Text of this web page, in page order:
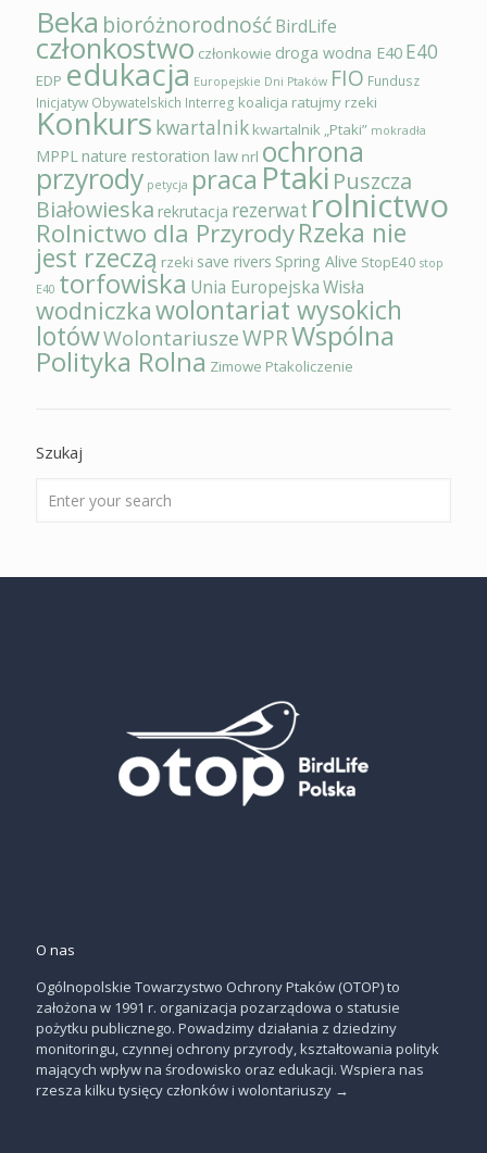
Beka bioróżnorodnośćBirdLife
członkostwo członkowie droga wodna E40 E40
EDP edukacja Europejskie Dni Ptaków FIO Fundusz
Inicjatyw Obywatelskich Interreg koalicja ratujmy rzeki
Konkurs kwartalnik kwartalnik „Ptaki” mokradła
MPPL nature restoration law nrl ochrona
przyrody petycja praca Ptaki Puszcza
Białowieska rekrutacja rezerwat rolnictwo
Rolnictwo dla PrzyrodyRzeka nie
jest rzeczą rzeki save rivers Spring Alive StopE40 stop
E40 torfowiska Unia EuropejskaWisła
wodniczkawolontariat wysokich
lotówWolontariuszeWPRWspólna
Polityka Rolna Zimowe Ptakoliczenie
Szukaj
O nas
Ogólnopolskie Towarzystwo Ochrony Ptaków (OTOP) to
założona w 1991 r. organizacja pozarządowa o statusie
pożytku publicznego. Powadzimy działania z dziedziny
monitoringu, czynnej ochrony przyrody, kształtowania polityk
mających wpływ na środowisko oraz edukacji. Wspiera nas
rzesza kilku tysięcy członków i wolontariuszy →